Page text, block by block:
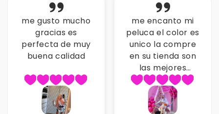
me gusto mucho
gracias es
perfecta de muy
buena calidad
me encanto mi
peluca el color es
unico la compre
en su tienda son
las mejores
pelucas gracias
por la atencion